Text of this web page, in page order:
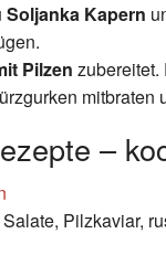
Soljanka Kapern
Pilzen
mitbraten
–
Pilzkaviar,